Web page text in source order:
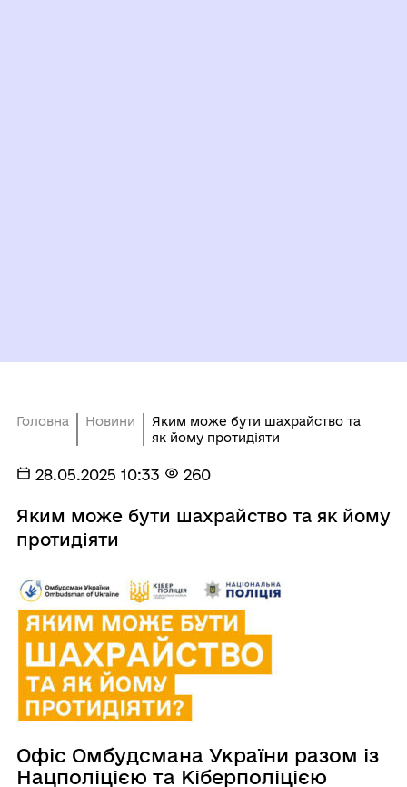
Головна Новини
Яким може бути шахрайство та
як йому протидіяти
28.05.2025 10:33 260
Яким може бути шахрайство та як йому
протидіяти
Офіс Омбудсмана України разом із
Нацполіцією та Кіберполіцією